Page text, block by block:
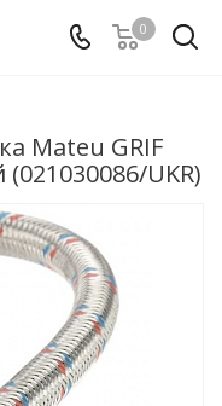
0
Mateu GRIF
UKR)